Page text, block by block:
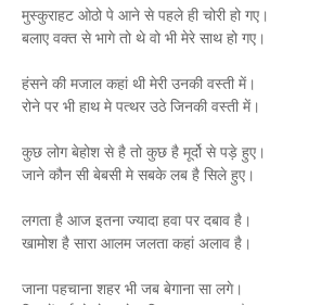
मुस्कुराहट ओठो पे आने से पहले ही चोरी हो गए।
बलाए वक्त से भागे तो थे वो भी मेरे साथ हो गए।
हंसने की मजाल कहां थी मेरी उनकी वस्ती में।
रोने पर भी हाथ मे पत्थर उठे जिनकी वस्ती में।
कुछ लोग बेहोश से है तो कुछ है मूर्दो से पड़े हुए।
जाने कौन सी बेबसी मे सबके लब है सिले हुए।
लगता है आज इतना ज्यादा हवा पर दबाव है।
खामोश है सारा आलम जलता कहां अलाव है।
जाना पहचाना शहर भी जब बेगाना सा लगे।